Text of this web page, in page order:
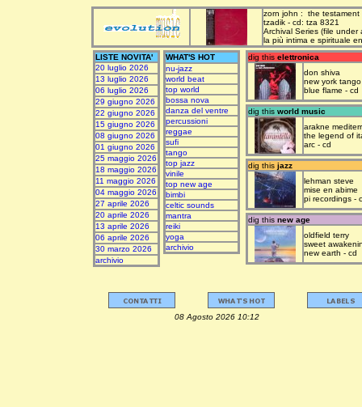
zorn john : the testament
tzadik - cd: tza 8321
Archival Series (file under
la più intima e spirituale
LISTE NOVITA'
20 luglio 2026
13 luglio 2026
06 luglio 2026
29 giugno 2026
22 giugno 2026
15 giugno 2026
08 giugno 2026
01 giugno 2026
25 maggio 2026
18 maggio 2026
11 maggio 2026
04 maggio 2026
27 aprile 2026
20 aprile 2026
13 aprile 2026
06 aprile 2026
30 marzo 2026
archivio
WHAT'S HOT
nu-jazz
world beat
top world
bossa nova
danza del ventre
percussioni
reggae
sufi
tango
top jazz
vinile
top new age
bimbi
celtic sounds
mantra
reiki
yoga
archivio
dig this elettronica
don shiva
new york tango
blue flame - cd
dig this world music
arakne
the legend of
arc - cd
dig this jazz
lehman steve
mise en abime
pi recordings -
dig this new age
oldfield terry
sweet
new earth - cd
08 Agosto 2026 10:12